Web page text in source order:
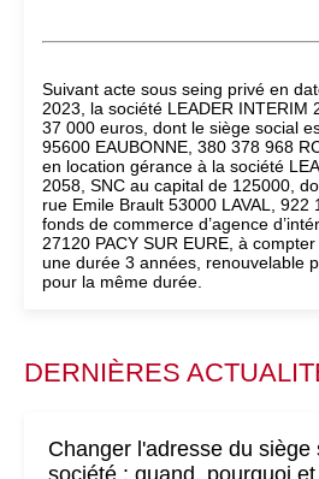
Suivant acte sous seing privé en
2023, la société LEADER INTERIM
37 000 euros, dont le siège social
95600 EAUBONNE, 380 378 968
en location gérance à la société
2058, SNC au capital de 125000,
rue Emile Brault 53000 LAVAL, 922
fonds de commerce d’agence
27120 PACY SUR EURE, à
une durée 3 années, renouvelable
pour la même durée.
DERNIÈRES
Changer l'adresse du siège
société : quand, pourquoi